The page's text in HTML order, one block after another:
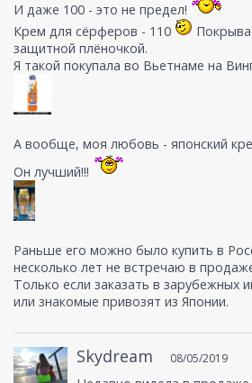
И даже 100 - это не предел!
Крем для сёрферов - 110
защитной плёночкой.
Я такой покупала во Вьетнаме на
А вообще, моя любовь - японский
Он лучший!!!
Раньше его можно было купить в
несколько лет не встречаю в
Только если заказать в зарубежных
или знакомые привозят из Японии.
Skydream 08/05/2019